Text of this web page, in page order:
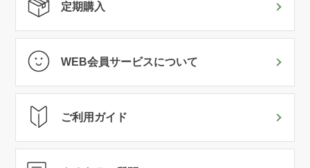
定期購入
WEB会員サービスについて
ご利用ガイド